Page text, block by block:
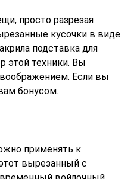
просто разрезая
кусочки в виде
подставка для
этой техники. Вы
Если вы
бонусом.
применять к
вырезанный с